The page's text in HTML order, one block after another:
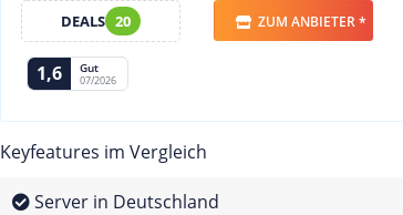
DEALS 20 ZUM ANBIETER *
1,6 Gut
07/2026
Keyfeatures im Vergleich
Server in Deutschland